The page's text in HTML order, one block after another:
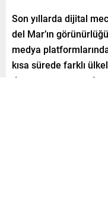
Son yıllarda dijital
del Mar’ın
medya
kısa sürede farklı
durum, sanatçının